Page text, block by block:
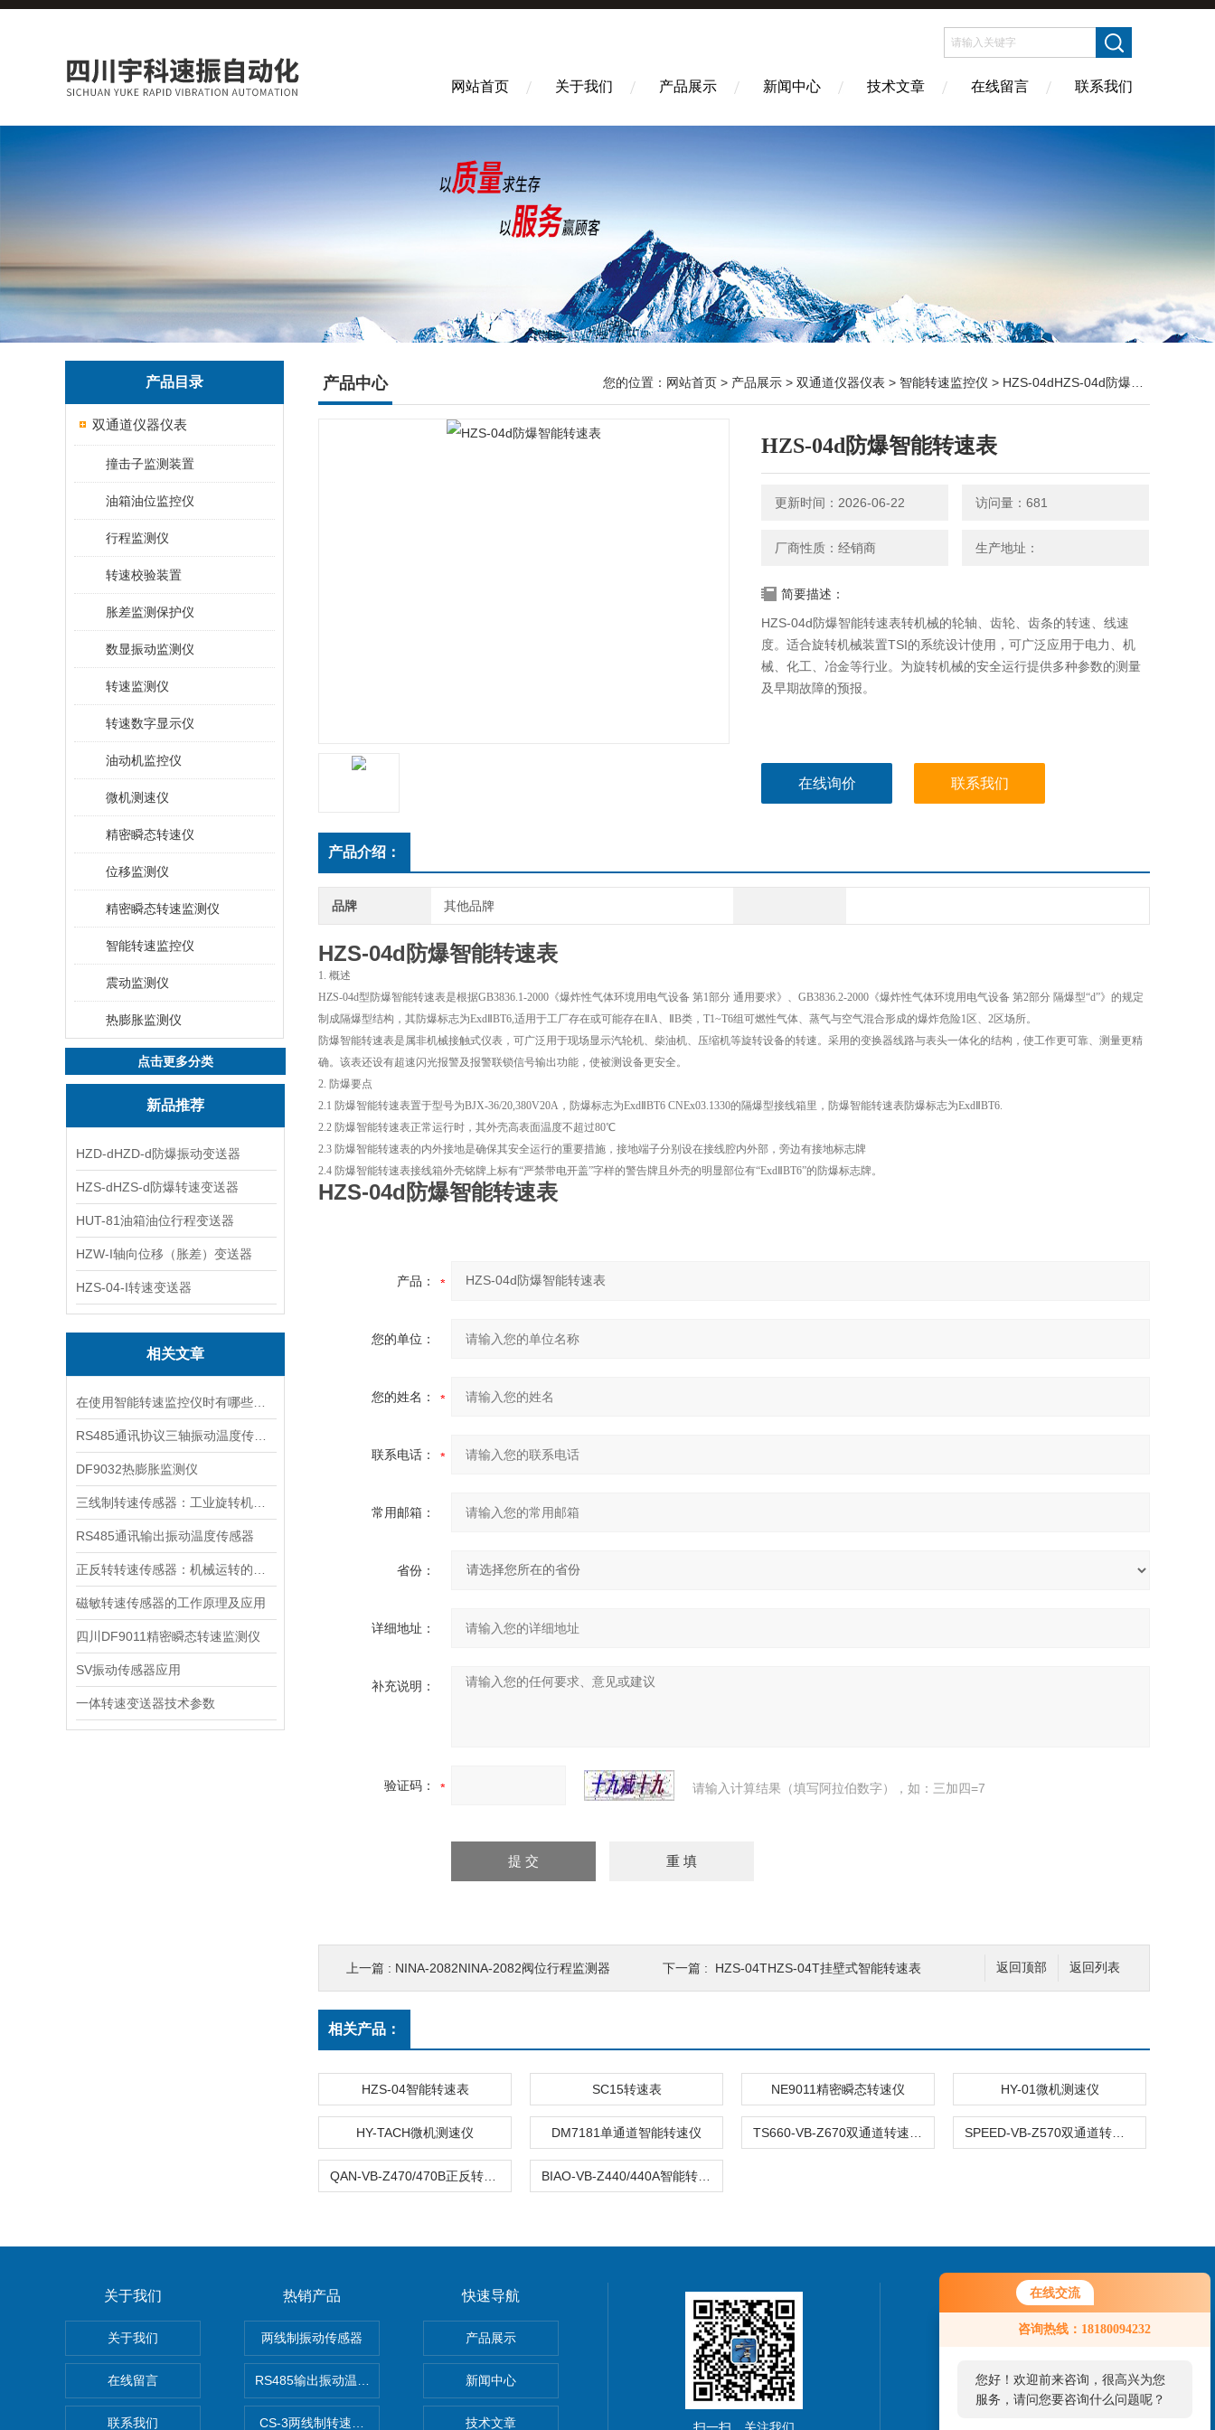
在线交流
咨询热线：18180094232
您好！欢迎前来咨询，很高兴为您
服务，请问您要咨询什么问题呢？
网站首页 关于我们 产品展示 新闻中心 技术文章 在线留言 联系我们
产品目录
双通道仪器仪表
撞击子监测装置
油箱油位监控仪
行程监测仪
转速校验装置
胀差监测保护仪
数显振动监测仪
转速监测仪
转速数字显示仪
油动机监控仪
微机测速仪
精密瞬态转速仪
位移监测仪
精密瞬态转速监测仪
智能转速监控仪
震动监测仪
热膨胀监测仪
点击更多分类
新品推荐
HZD-dHZD-d防爆振动变送器
HZS-dHZS-d防爆转速变送器
HUT-81油箱油位行程变送器
HZW-I轴向位移（胀差）变送器
HZS-04-I转速变送器
相关文章
DF9032热膨胀监测仪
RS485通讯输出振动温度传感器
磁敏转速传感器的工作原理及应用
四川DF9011精密瞬态转速监测仪
SV振动传感器应用
一体转速变送器技术参数
产品中心 您的位置： 网站首页 > 产品展示 > 双通道仪器仪表 > 智能转速监控仪 > HZS-04dHZS-04d防爆智能转速表
HZS-04d防爆智能转速表
更新时间：2026-06-22 访问量：681
厂商性质：经销商 生产地址：
简要描述：
HZS-04d防爆智能转速表转机械的轮轴、齿轮、齿条的转速、线速
度。适合旋转机械装置TSI的系统设计使用，可广泛应用于电力、机
械、化工、冶金等行业。为旋转机械的安全运行提供多种参数的测量
及早期故障的预报。
在线询价 联系我们
产品介绍：
品牌 其他品牌
HZS-04d防爆智能转速表
1. 概述
HZS-04d型防爆智能转速表是根据GB3836.1-2000《爆炸性气体环境用电气设备 第1部分 通用要求》、GB3836.2-2000《爆炸性气体环境用电气设备 第2部分 隔爆型“d”》的规定
制成隔爆型结构，其防爆标志为ExdⅡBT6,适用于工厂存在或可能存在ⅡA、ⅡB类，T1~T6组可燃性气体、蒸气与空气混合形成的爆炸危险1区、2区场所。
防爆智能转速表是属非机械接触式仪表，可广泛用于现场显示汽轮机、柴油机、压缩机等旋转设备的转速。采用的变换器线路与表头一体化的结构，使工作更可靠、测量更精
确。该表还设有超速闪光报警及报警联锁信号输出功能，使被测设备更安全。
2. 防爆要点
2.1 防爆智能转速表置于型号为BJX-36/20,380V20A，防爆标志为ExdⅡBT6 CNEx03.1330的隔爆型接线箱里，防爆智能转速表防爆标志为ExdⅡBT6.
2.2 防爆智能转速表正常运行时，其外壳高表面温度不超过80℃
2.3 防爆智能转速表的内外接地是确保其安全运行的重要措施，接地端子分别设在接线腔内外部，旁边有接地标志牌
2.4 防爆智能转速表接线箱外壳铭牌上标有“严禁带电开盖”字样的警告牌且外壳的明显部位有“ExdⅡBT6”的防爆标志牌。
HZS-04d防爆智能转速表
产品：
您的单位：
您的姓名：
联系电话：
常用邮箱：
省份：
详细地址：
补充说明：
验证码： 请输入计算结果（填写阿拉伯数字），如：三加四=7
返回列表
返回顶部
上一篇 : NINA-2082NINA-2082阀位行程监测器 下一篇 : HZS-04THZS-04T挂壁式智能转速表
相关产品：
HZS-04智能转速表 SC15转速表 NE9011精密瞬态转速仪 HY-01微机测速仪
HY-TACH微机测速仪 DM7181单通道智能转速仪
关于我们
关于我们
在线留言
联系我们
热销产品
两线制振动传感器
RS485输出振动温度传感器
CS-3两线制转速传感器
快速导航
产品展示
新闻中心
技术文章
联系我们